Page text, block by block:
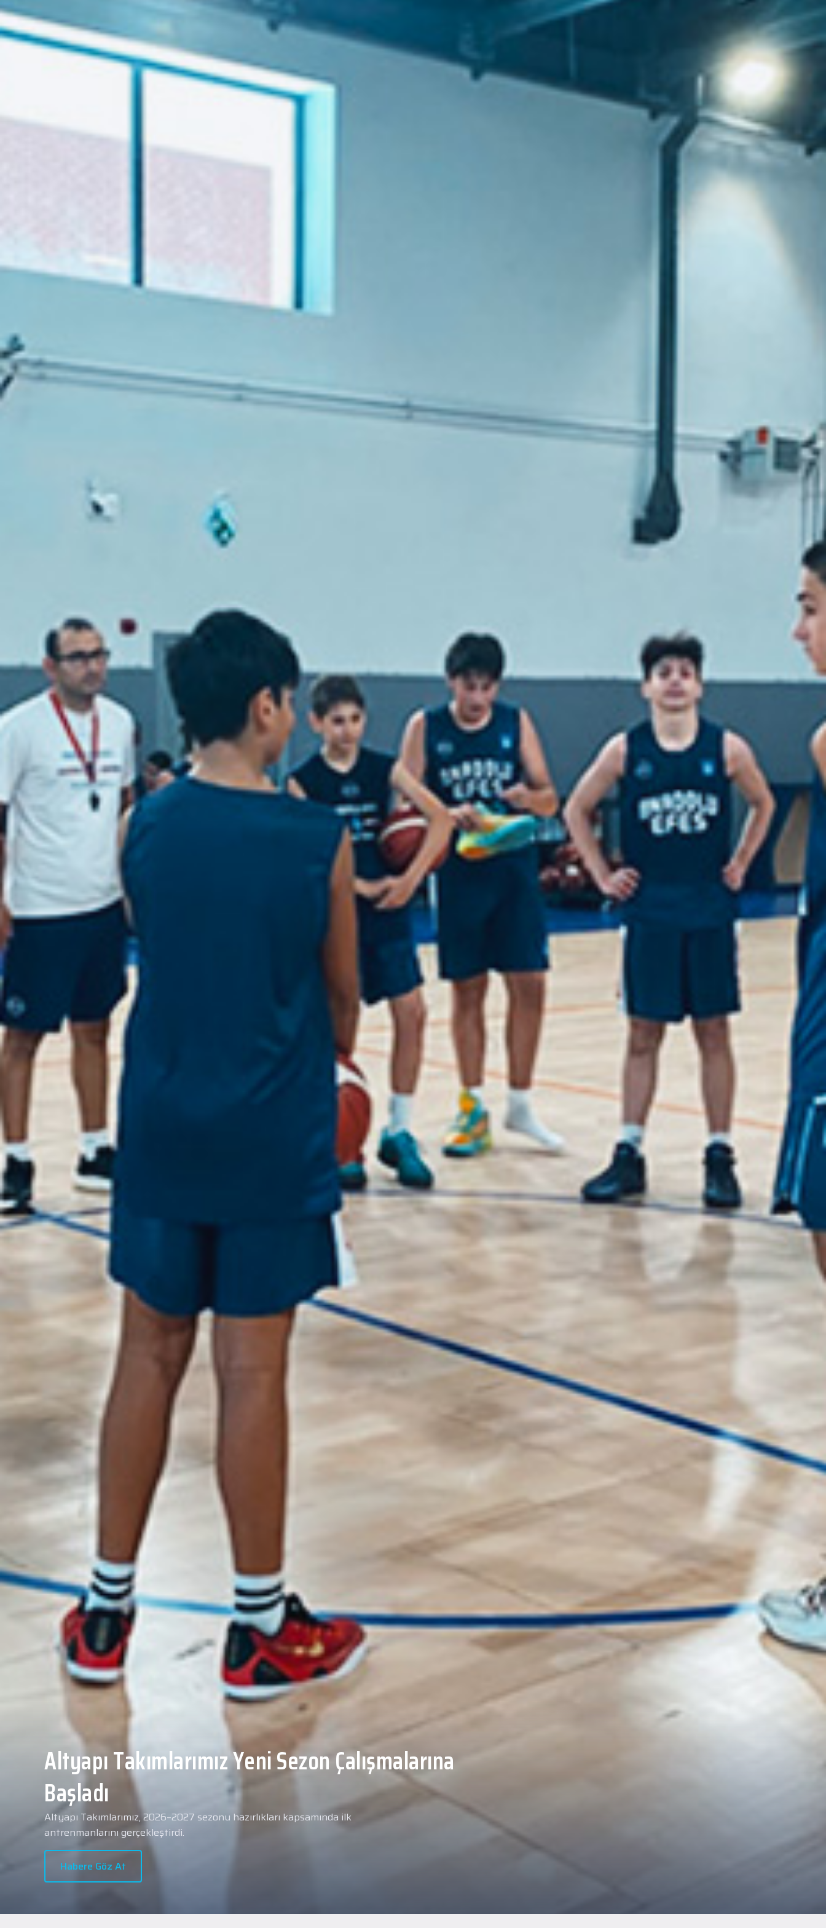
Yeni transferimiz Collin Malcolm, Anadolu Sağlık
Merkezi Hastanesi'nde sağlık kontrolünden
geçti.
2026 - 2027 sezonu öncesindeki transfer çalışmalarımız kapsamında yeni
transferlerimizden Collin Malcolm, bugün partnerimiz Anadolu Sağlık Merkezi
Hastanesi'nde kapsamlı sağlık kontrollerinden geçti.
Habere Göz At